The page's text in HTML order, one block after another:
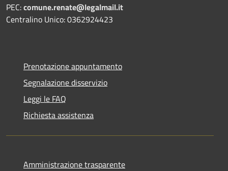
PEC:comune.renate@legalmail.it
Centralino Unico: 0362924423
Prenotazione appuntamento
Segnalazione disservizio
Leggi le FAQ
Richiesta assistenza
Amministrazione trasparente